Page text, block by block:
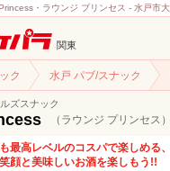
・ラウンジ プリンセス - 水戸市
関東
ク 水戸 パブ/スナック
ズスナック
（ラウンジ プリンセス）
最高レベルのコスパで楽しめる
顔と美味しいお酒を楽しもう!!